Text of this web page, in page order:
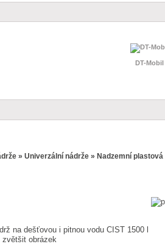
DT-
»Univerzální nádrže » Nadzemní plastová
zvětšit obrázek